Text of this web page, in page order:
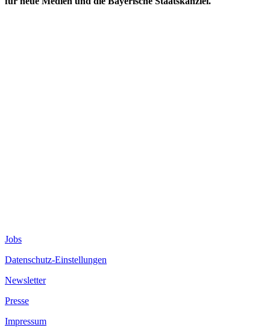
Jobs
Datenschutz-Einstellungen
Newsletter
Presse
Impressum